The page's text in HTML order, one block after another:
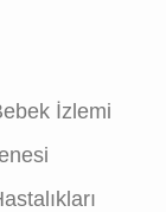
İzlemi